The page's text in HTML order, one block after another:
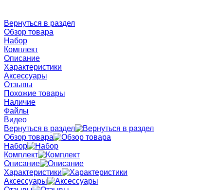
Вернуться в раздел
Обзор товара
Набор
Комплект
Описание
Характеристики
Аксессуары
Отзывы
Похожие товары
Наличие
Файлы
Видео
Вернуться в раздел
Обзор товара
Набор
Комплект
Описание
Характеристики
Аксессуары